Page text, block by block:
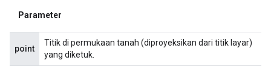
Parameter
point
Titik di permukaan tanah (diproyeksikan dari titik layar)
yang diketuk.